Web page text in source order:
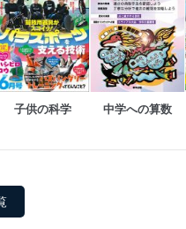
者を設置し、個人情報保
報を取得・アクセス・利
子供の科学 中学への算数